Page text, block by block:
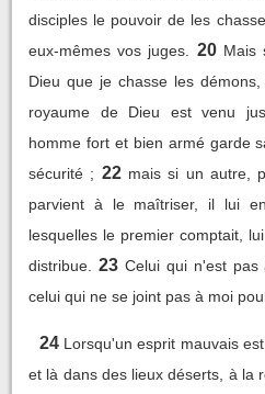
disciples le pouvoir de les
eux-mêmes vos juges.
20 Mais
Dieu que je chasse les
royaume de Dieu est venu
homme fort et bien armé garde
sécurité ; 22 mais si un autre,
parvient à le maîtriser, il lui
lesquelles le premier comptait,
distribue.
23 Celui qui n'est
celui qui ne se joint pas à moi
24 Lorsqu'un esprit mauvais
et là dans des lieux déserts, à la